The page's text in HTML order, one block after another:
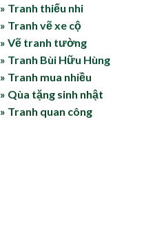
» Tranh thiếu nhi
» Tranh vẽ xe cộ
» Vẽ tranh tường
» Tranh Bùi Hữu Hùng
» Tranh mua nhiều
» Qùa tặng sinh nhật
» Tranh quan công